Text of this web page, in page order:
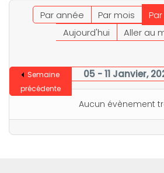
Par année Par mois
Aujourd'hui
Aller au
Semaine
précédente
05 - 11 Janvier,
Aucun évènement